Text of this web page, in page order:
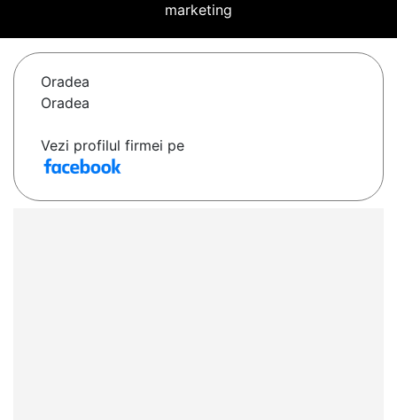
marketing
Oradea
Oradea
Vezi profilul firmei pe